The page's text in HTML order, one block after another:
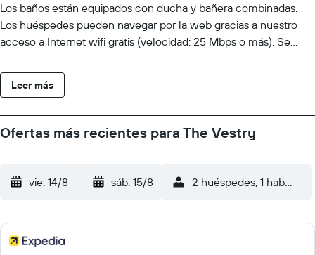
Los baños están equipados con ducha y bañera combinadas.
Los huéspedes pueden navegar por la web gracias a nuestro
acceso a Internet wifi gratis (velocidad: 25 Mbps o más). Se
tabla de planchar con plancha.
Leer más
Ofertas más recientes para The Vestry
vie. 14/8 - sáb. 15/8 2 huéspedes, 1